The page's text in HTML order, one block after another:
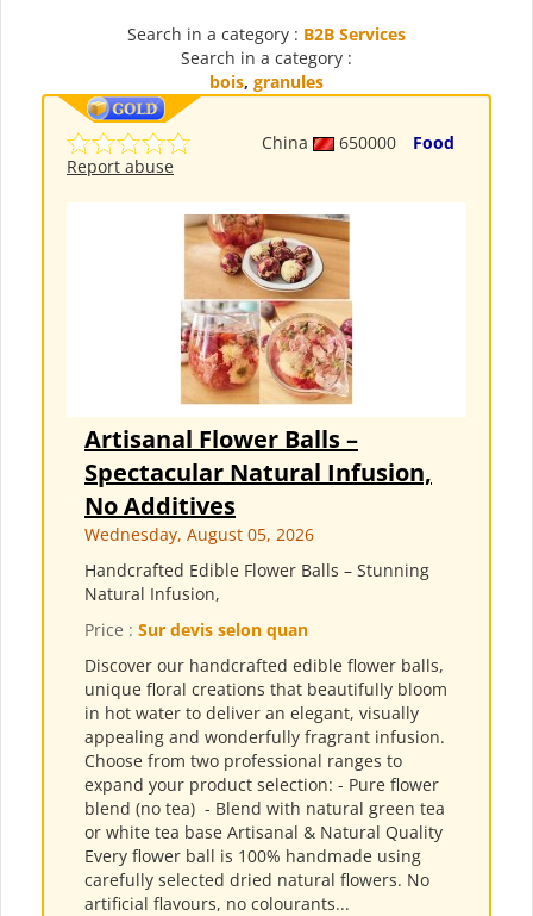
Search in a category : B2B Services
Search in a category :
bois, granules
China 650000
Food
Report abuse
Artisanal Flower Balls –
Spectacular Natural Infusion,
No Additives
Wednesday, August 05, 2026
Handcrafted Edible Flower Balls – Stunning
Natural Infusion,
Price : Sur devis selon quan
Discover our handcrafted edible flower balls,
unique floral creations that beautifully bloom
in hot water to deliver an elegant, visually
appealing and wonderfully fragrant infusion.
Choose from two professional ranges to
expand your product selection: - Pure flower
blend (no tea) ​ - Blend with natural green tea
or white tea base Artisanal & Natural Quality
Every flower ball is 100% handmade using
carefully selected dried natural flowers. No
artificial flavours, no colourants...